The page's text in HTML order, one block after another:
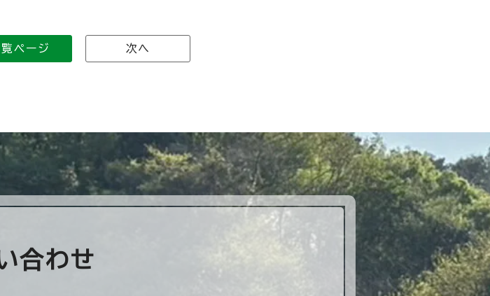
ページ 次へ
合わせ